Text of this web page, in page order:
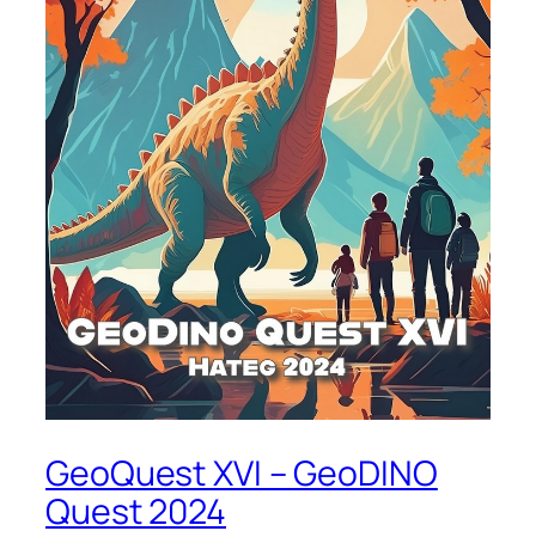
GeoQuest XVI – GeoDINO
Quest 2024